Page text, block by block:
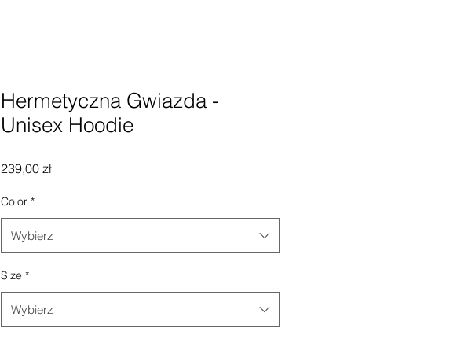
Hermetyczna Gwiazda -
Unisex Hoodie
239,00 złCena
Color *
Wybierz
Size *
Wybierz